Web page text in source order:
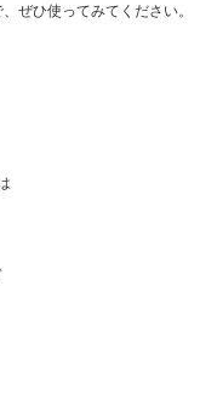
台挨拶へマッスルプラ
JAPAN 」にてマッス
ぜひ使ってみてください。